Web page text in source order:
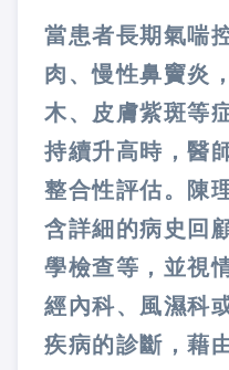
當患者長期氣喘
肉、慢性鼻竇炎
木、皮膚紫斑等
持續升高時，醫
整合性評估。陳
含詳細的病史回
學檢查等，並視
經內科、風濕科
疾病的診斷，藉